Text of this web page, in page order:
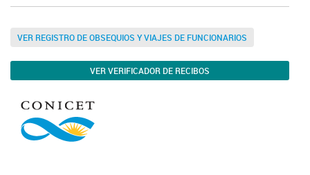
VER REGISTRO DE OBSEQUIOS Y VIAJES DE FUNCIONARIOS
VER VERIFICADOR DE RECIBOS